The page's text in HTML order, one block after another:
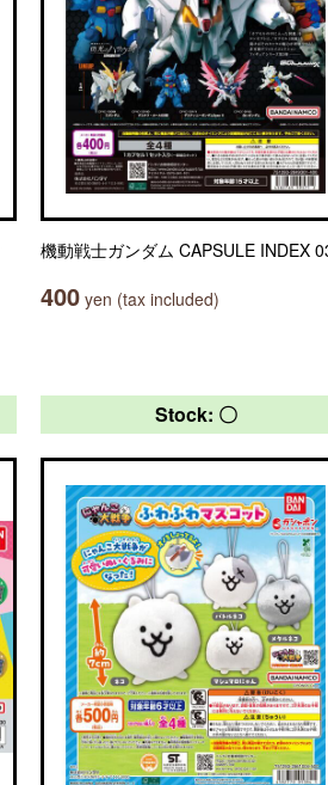
機動戦士ガンダム CAPSULE INDEX
400 yen (tax included)
Stock: 〇